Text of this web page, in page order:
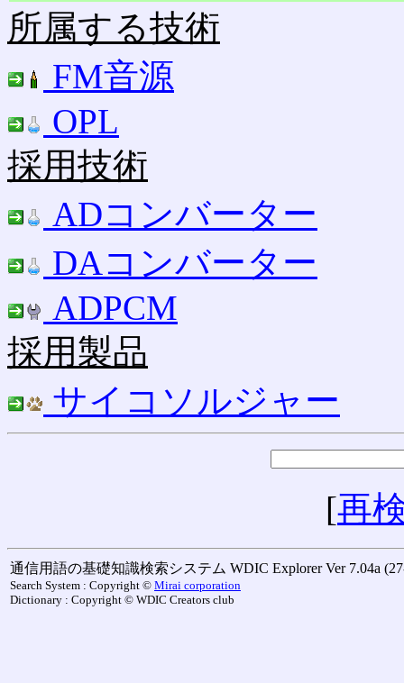
所属する技術
FM音源
OPL
採用技術
ADコンバーター
DAコンバーター
ADPCM
採用製品
サイコソルジャー
[再
通信用語の基礎知識検索システム WDIC Explorer Ver 7.04a
Search System : Copyright © Mirai corporation
Dictionary : Copyright © WDIC Creators club